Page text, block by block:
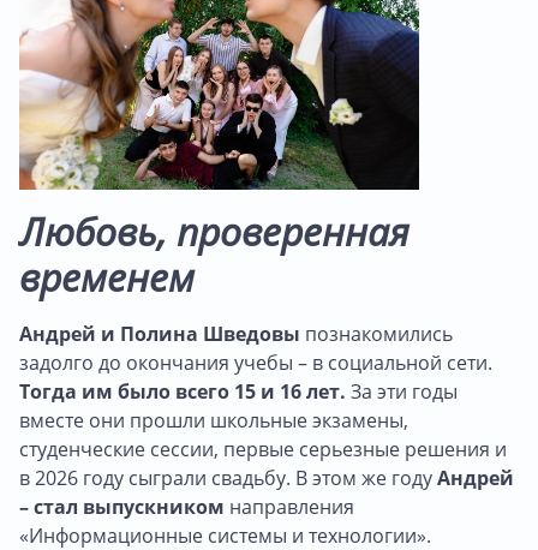
Любовь, проверенная
временем
Андрей и Полина Шведовы познакомились
задолго до окончания учебы – в социальной сети.
Тогда им было всего 15 и 16 лет. За эти годы
вместе они прошли школьные экзамены,
студенческие сессии, первые серьезные решения и
в 2026 году сыграли свадьбу. В этом же годуАндрей
– стал выпускником направления
«Информационные системы и технологии».